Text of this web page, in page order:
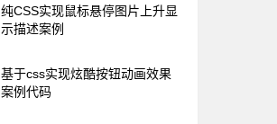
纯CSS实现鼠标悬停图片上升显
示描述案例
基于css实现炫酷按钮动画效果
案例代码